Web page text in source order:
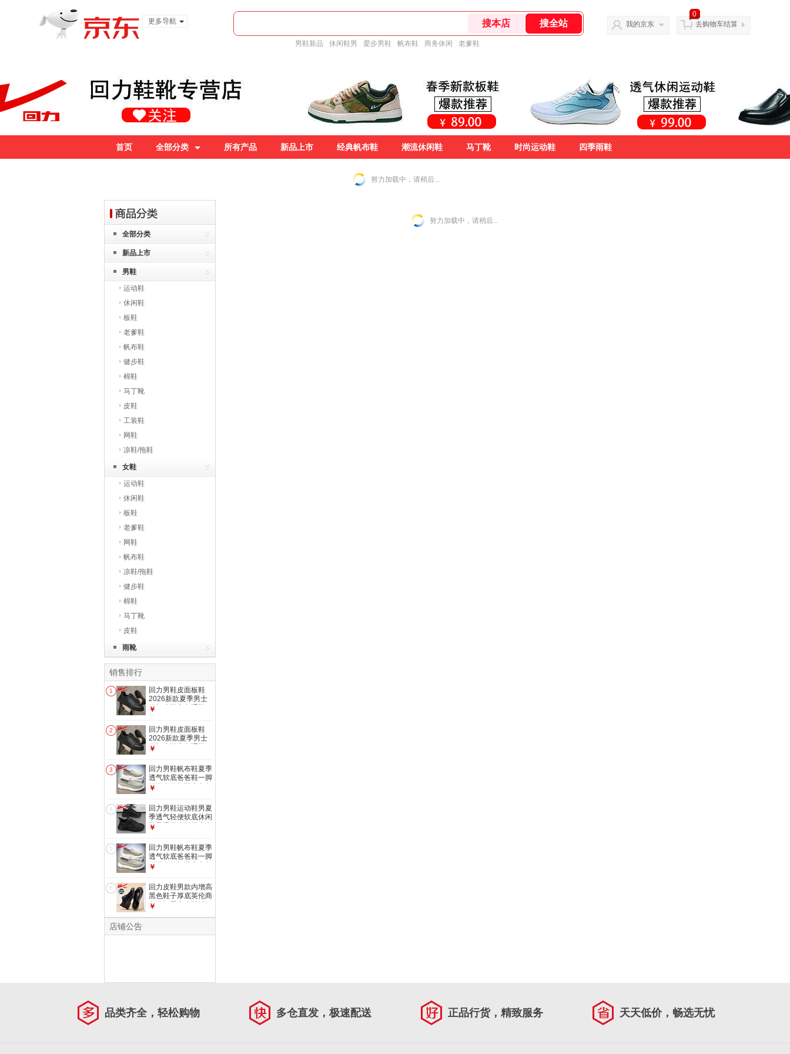
更多导航
男鞋新品 休闲鞋男 爱步男鞋 帆布鞋 商务休闲 老爹鞋
我的京东
0
去购物车结算
首页 全部分类 所有产品 新品上市 经典帆布鞋 潮流休闲鞋 马丁靴 时尚运动鞋 四季雨鞋
努力加载中，请稍后...
全部分类
新品上市
男鞋
运动鞋
休闲鞋
板鞋
老爹鞋
帆布鞋
健步鞋
棉鞋
马丁靴
皮鞋
工装鞋
网鞋
凉鞋/拖鞋
女鞋
运动鞋
休闲鞋
板鞋
老爹鞋
网鞋
帆布鞋
凉鞋/拖鞋
健步鞋
棉鞋
马丁靴
皮鞋
雨靴
销售排行
1
回力男鞋皮面板鞋
2026新款夏季男士
休闲皮鞋商务通勤一
色|2704【防泼水皮
面】 40
￥
2
回力男鞋皮面板鞋
2026新款夏季男士
休闲皮鞋商务通勤一
色|2704【防泼水皮
面】 42
￥
3
回力男鞋帆布鞋夏季
透气软底爸爸鞋一脚
蹬懒人休闲鞋中老年
41
￥
4
回力男鞋运动鞋男夏
季透气轻便软底休闲
鞋子男学生百搭中考
【网面透气】 43
￥
5
回力男鞋帆布鞋夏季
透气软底爸爸鞋一脚
蹬懒人休闲鞋中老年
43
￥
6
回力皮鞋男款内增高
黑色鞋子厚底英伦商
务休闲男士皮鞋结婚
￥
店铺公告
努力加载中，请稍后...
品类齐全，轻松购物 多仓直发，极速配送 正品行货，精致服务 天天低价，畅选无忧